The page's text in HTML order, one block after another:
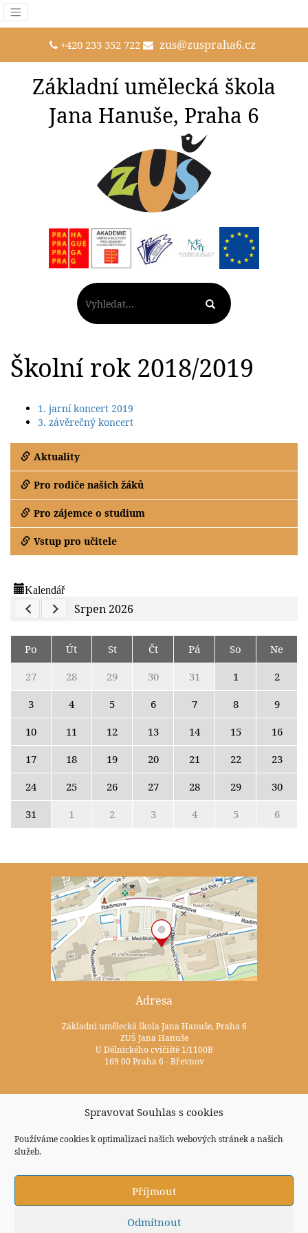
Spravovat Souhlas s cookies
Používáme cookies k optimalizaci našich webových stránek a našich
služeb.
Příjmout
Odmítnout
+420 233 352 722 zus@zuspraha6.cz
Základní umělecká škola
Jana Hanuše, Praha 6
Aktuality
Pro rodiče našich žáků
Pro zájemce o studium
Vstup pro učitele
Kalendář
Previous Calendar
Next Calendar
Srpen 2026
Po Út St Čt Pá So
Ne
27
28 29 30 31 1
2
3
4 5 6 7 8
9
10
11 12 13 14 15
16
17
18 19 20 21 22
23
24
25 26 27 28 29
30
31
1 2 3 4 5 6
Školní rok 2018/2019
1. jarní koncert 2019
3. závěrečný koncert
Adresa
Základní umělecká škola Jana Hanuše, Praha 6
ZUŠ Jana Hanuše
U Dělnického cvičiště 1/1100B
169 00 Praha 6 - Břevnov
Sociální sítě